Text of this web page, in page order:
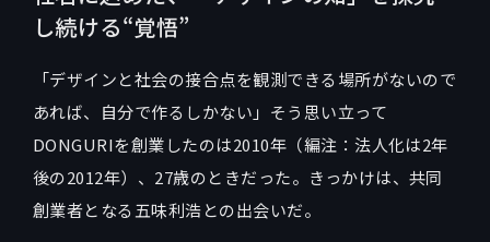
し続ける“覚悟”
「デザインと社会の接合点を観測できる場所がないので
あれば、自分で作るしかない」そう思い立って
DONGURIを創業したのは2010年（編注：法人化は2年
後の2012年）、27歳のときだった。きっかけは、共同
創業者となる五味利浩との出会いだ。